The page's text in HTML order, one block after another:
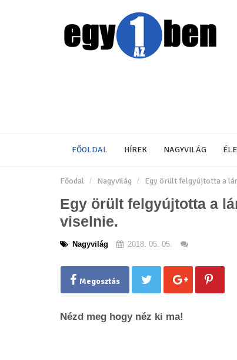
FŐOLDAL HÍREK NAGYVILÁG
Főodal Nagyvilág Egy örült felgyújtotta a
Egy örült felgyújtotta a
viselnie.
Nagyvilág 2018. 05. 05.
Megosztás
Nézd meg hogy néz ki ma!